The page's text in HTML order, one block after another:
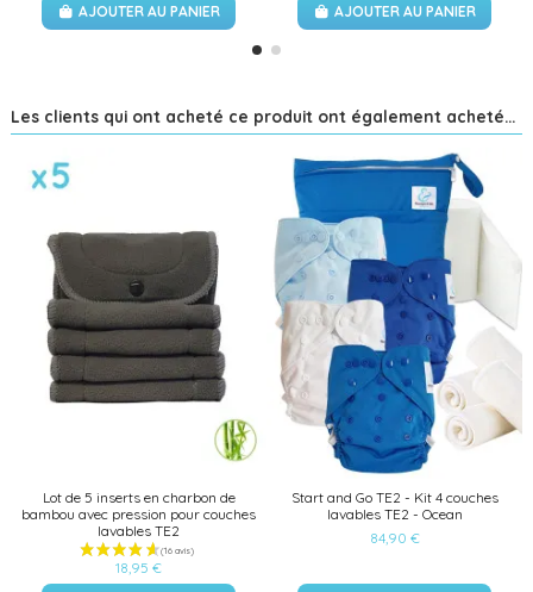
AJOUTER AU PANIER
AJOUTER AU PANIER
Les clients qui ont acheté ce produit ont également acheté...
Lot de 5 inserts en charbon de
bambou avec pression pour couches
lavables TE2
18,95 €
Start and Go TE2 - Kit 4 couches
lavables TE2 - Ocean
84,90 €